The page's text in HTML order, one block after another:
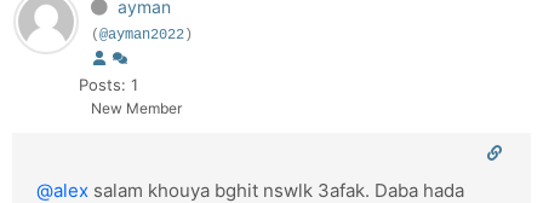
ayman
(@ayman2022)
Posts: 1
New Member
@alex salam khouya bghit nswlk 3afak. Daba hada